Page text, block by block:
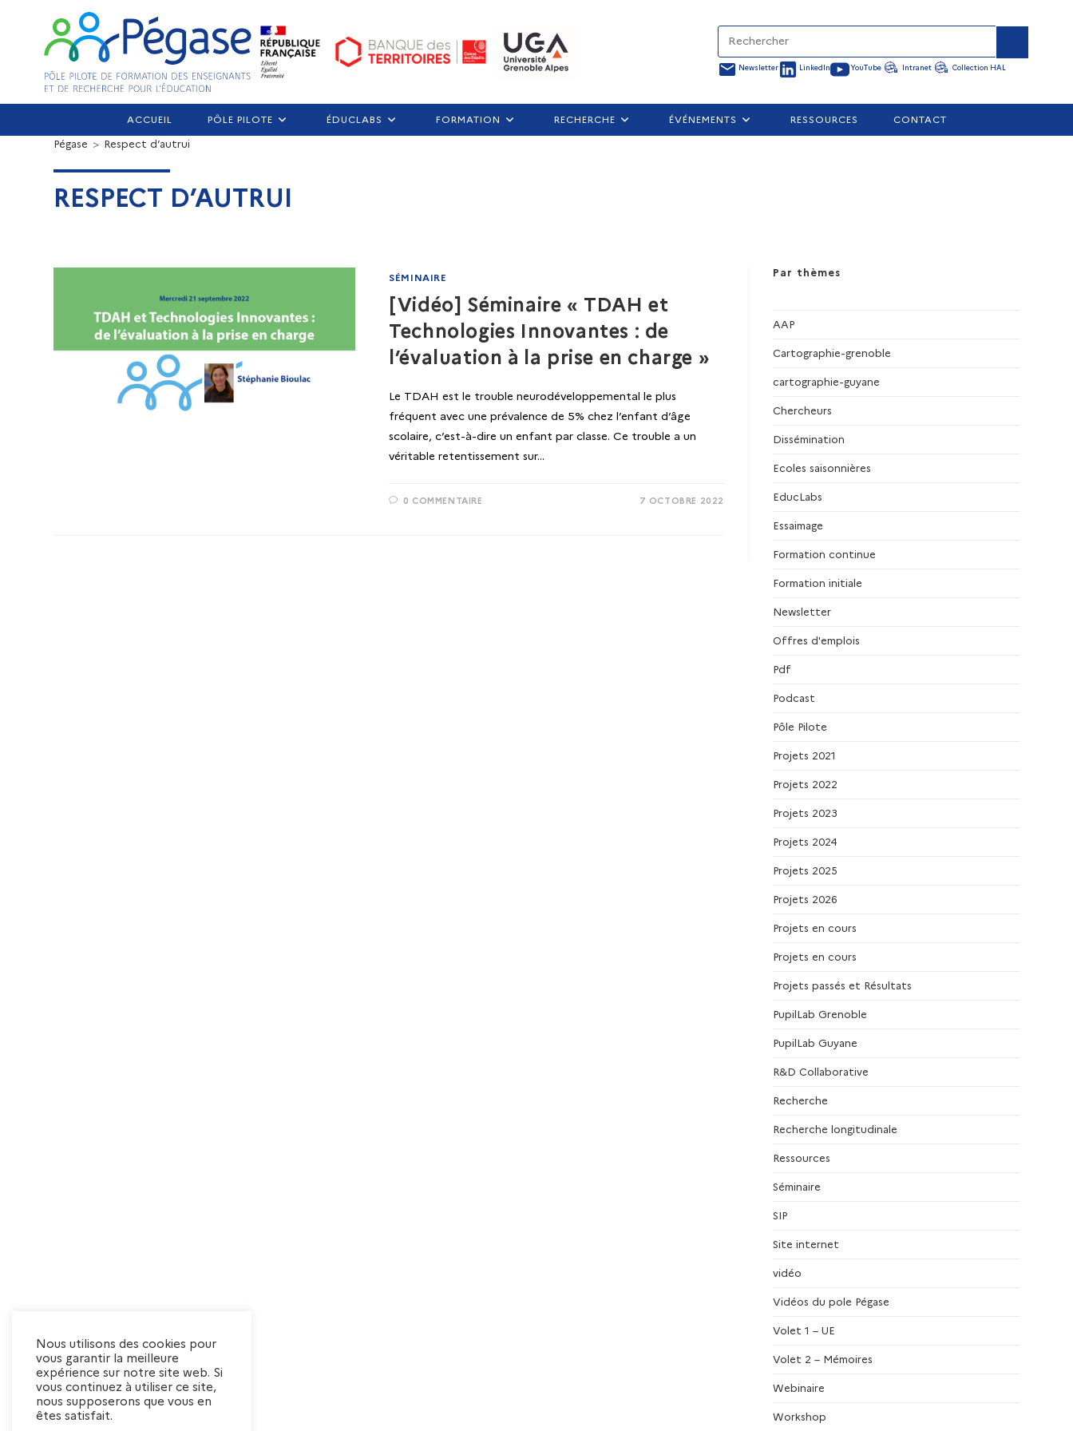
Newsletter LinkedIn YouTube Intranet Collection HAL
ACCUEIL PÔLE PILOTE ÉDUCLABS FORMATION RECHERCHE ÉVÉNEMENTS RESSOURCES CONTACT
RESPECT D’AUTRUI
Pégase > Respect d’autrui
SÉMINAIRE
[Vidéo] Séminaire « TDAH et
Technologies Innovantes : de
l’évaluation à la prise en charge »
Le TDAH est le trouble neurodéveloppemental le plus
fréquent avec une prévalence de 5% chez l’enfant d’âge
scolaire, c’est-à-dire un enfant par classe. Ce trouble a un
véritable retentissement sur…
0 COMMENTAIRE 7 OCTOBRE 2022
Par thèmes
AAP
Cartographie-grenoble
cartographie-guyane
Chercheurs
Dissémination
Ecoles saisonnières
EducLabs
Essaimage
Formation continue
Formation initiale
Newsletter
Offres d'emplois
Pdf
Podcast
Pôle Pilote
Projets 2021
Projets 2022
Projets 2023
Projets 2024
Projets 2025
Projets 2026
Projets en cours
Projets en cours
Projets passés et Résultats
PupilLab Grenoble
PupilLab Guyane
R&D Collaborative
Recherche
Recherche longitudinale
Ressources
Séminaire
SIP
Site internet
vidéo
Vidéos du pole Pégase
Volet 1 – UE
Volet 2 – Mémoires
Webinaire
Workshop
Nous utilisons des cookies pour
vous garantir la meilleure
expérience sur notre site web. Si
vous continuez à utiliser ce site,
nous supposerons que vous en
êtes satisfait.